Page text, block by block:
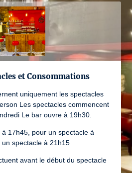
et Consommations
uniquement les spectacles
Les spectacles commencent
Le bar ouvre à 19h30.
17h45, pour un spectacle à
spectacle à 21h15
avant le début du spectacle